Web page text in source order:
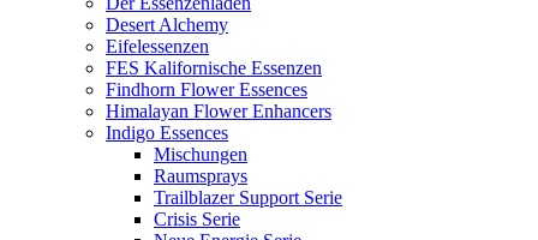
Desert Alchemy
Eifelessenzen
FES Kalifornische Essenzen
Findhorn Flower Essences
Himalayan Flower Enhancers
Indigo Essences
Mischungen
Raumsprays
Trailblazer Support Serie
Crisis Serie